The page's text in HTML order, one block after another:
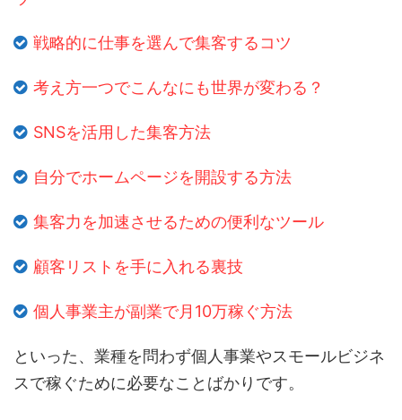
戦略的に仕事を選んで集客するコツ
考え方一つでこんなにも世界が変わる？
SNSを活用した集客方法
自分でホームページを開設する方法
集客力を加速させるための便利なツール
顧客リストを手に入れる裏技
個人事業主が副業で月10万稼ぐ方法
といった、業種を問わず個人事業やスモールビジネ
スで稼ぐために必要なことばかりです。